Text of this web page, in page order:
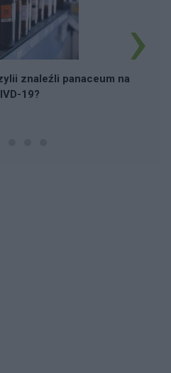
znaleźli panaceum na
19?
›